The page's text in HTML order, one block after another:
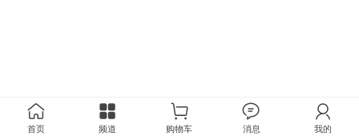
首页 频道 购物车 消息 我的